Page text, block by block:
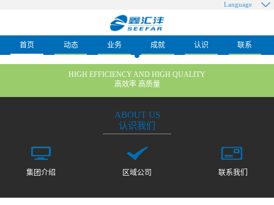
Language
首页 动态 业务 成就 认识 联系
HIGH EFFICIENCY AND HIGH QUALITY
高效率 高质量
ABOUT US
认识我们
集团介绍 区域公司 联系我们